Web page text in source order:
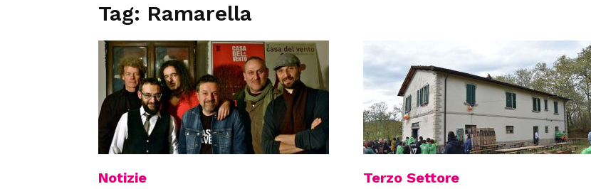
Magazine
Tag: Ramarella
Notizie Terzo Settore